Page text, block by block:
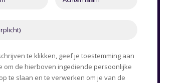
te klikken, geef je toestemming aan
om de hierboven ingediende persoonlijke
te slaan en te verwerken om je van de